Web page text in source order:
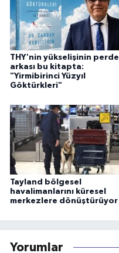
THY'nin yükselişinin perde
arkası bu kitapta:
"Yirmibirinci Yüzyıl
Göktürkleri"
Tayland bölgesel
havalimanlarını küresel
merkezlere dönüştürüyor
Yorumlar